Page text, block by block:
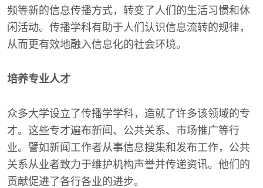
频等新的信息传播方式，转变了人们的生活习惯和休
闲活动。传播学科有助于人们认识信息流转的规律，
从而更有效地融入信息化的社会环境。
培养专业人才
众多大学设立了传播学学科，造就了许多该领域的专
才。这些专才遍布新闻、公共关系、市场推广等行
业。譬如新闻工作者从事信息搜集和发布工作，公共
关系从业者致力于维护机构声誉并传递资讯。他们的
贡献促进了各行各业的进步。